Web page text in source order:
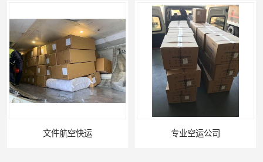
文件航空快运 专业空运公司